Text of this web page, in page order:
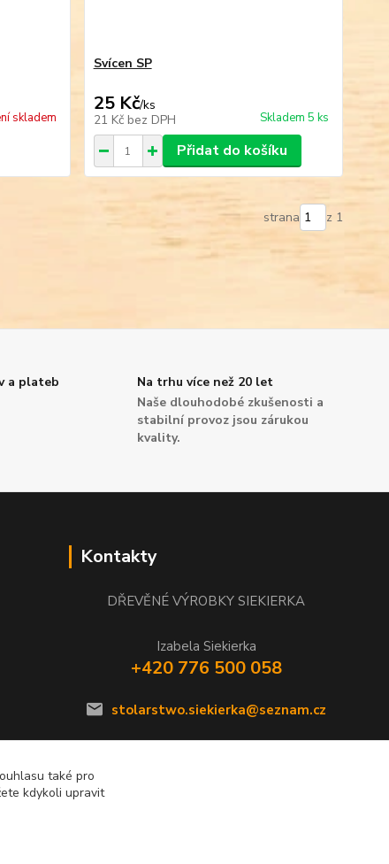
skladem
Svícen SP
25 Kč/ks
21 Kč bez DPH Skladem 5 ks
Přidat do košíku
strana z 1
a plateb
Na trhu více než 20 let
Naše dlouhodobé zkušenosti a
stabilní provoz jsou zárukou
kvality.
Kontakty
DŘEVĚNÉ VÝROBKY SIEKIERKA
Izabela Siekierka
+420 776 500 058
stolarstwo.siekierka@seznam.cz
také pro
kdykoli upravit